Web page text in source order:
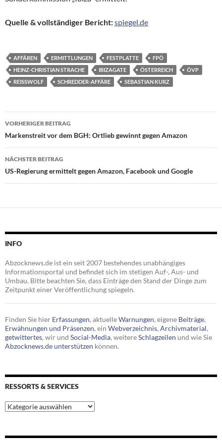
Quelle & vollständiger Bericht:spiegel.de
AFFÄREN ERMITTLUNGEN FESTPLATTE
FPÖ
HEINZ-CHRISTIAN STRACHE
IBIZAGATE ÖSTERREICH
ÖVP
REISSWOLF
SCHREDDER-AFFÄRE SEBASTIAN KURZ
Beitragsnavigation
VORHERIGER BEITRAG
Markenstreit vor dem BGH: Ortlieb gewinnt gegen Amazon
NÄCHSTER BEITRAG
US-Regierung ermittelt gegen Amazon, Facebook und Google
INFO
Abzocknews.de ist ein seit 2007 bestehendes unabhängiges
Informationsportal und befindet sich im stetigen Auf-, Aus- und
Umbau. Bitte beachten Sie, dass Einträge den Stand der Dinge zum
Zeitpunkt einer Veröffentlichung spiegeln.
Finden Sie hier Erfassungen, aktuelleWarnungen, eigene Beiträge,
Erwähnungen und Präsenzen, ein Webverzeichnis, Archivmaterial,
getwittertes, wir und Social-Media, weitereSchlagzeilen und wie Sie
Abzocknews.de unterstützen können.
RESSORTS & SERVICES
Ressorts
&